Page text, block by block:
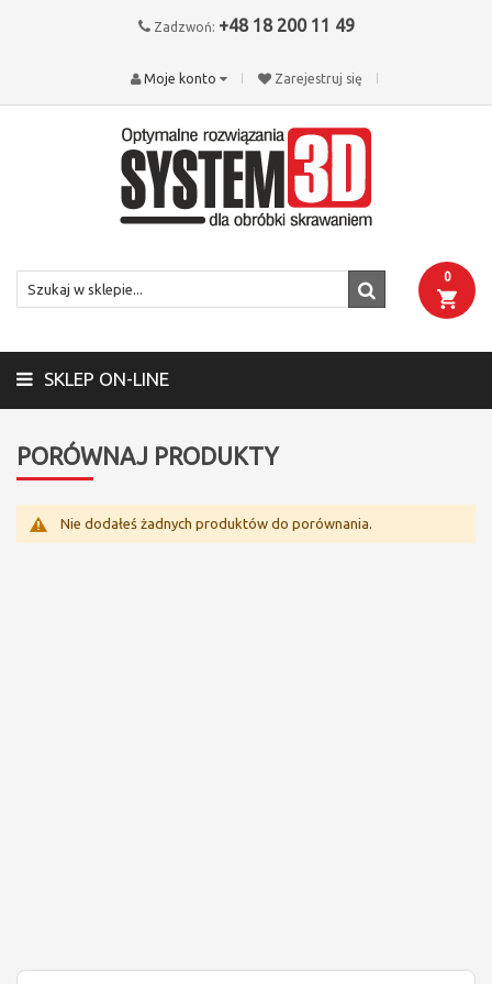
Zadzwoń: +48 18 200 11 49
Zarejestruj się
Moje konto
0
SKLEP ON-LINE
PORÓWNAJ PRODUKTY
Nie dodałeś żadnych produktów do porównania.